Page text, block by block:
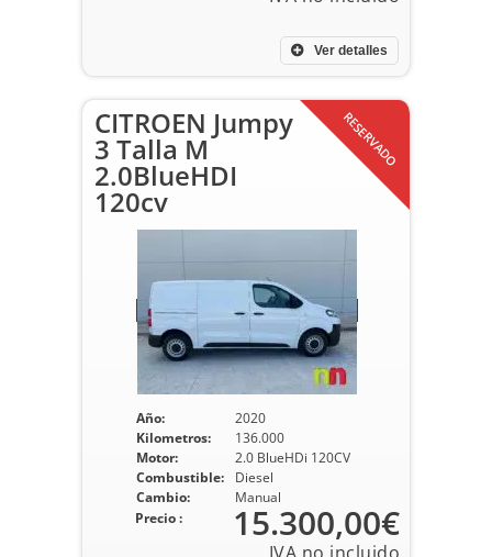
Ver detalles
RESERVADO
CITROEN Jumpy
3 Talla M
2.0BlueHDI
120cv
Año:
2020
Kilometros:
136.000
Motor:
2.0 BlueHDi 120CV
Combustible:
Diesel
Cambio:
Manual
Precio :
15.300,00€